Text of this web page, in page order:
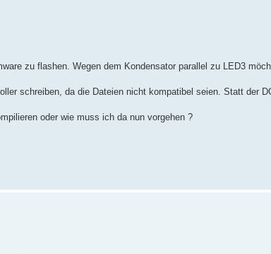
zu flashen. Wegen dem Kondensator parallel zu LED3
schreiben, da die Dateien nicht kompatibel seien. Statt der
oder wie muss ich da nun vorgehen ?